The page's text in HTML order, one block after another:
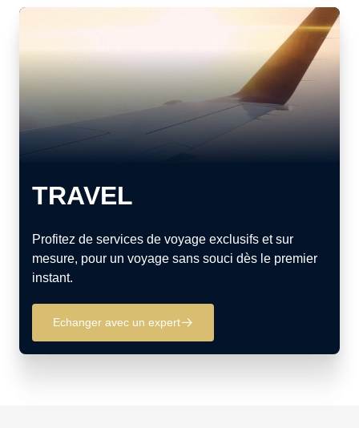
TRAVEL
Profitez de services de voyage exclusifs et sur
mesure, pour un voyage sans souci dès le premier
instant.
Echanger avec un expert􀄫